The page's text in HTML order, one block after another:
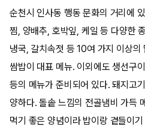
순천시 인사동 행동 문화의 거리에
찜, 양배추, 호박잎, 케일 등 다양한
냉국, 갈치속젓 등 10여 가지 이상
쌈밥이 대표 메뉴. 이외에도 생선구
등의 메뉴가 준비되어 있다. 돼지고
양하다. 돌솥 느낌의 전골냄비 가득
먹기 좋은 양념이라 밥이랑 곁들이